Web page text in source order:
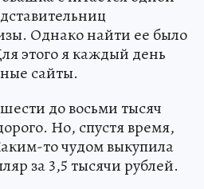
Однако найти ее было
этого я каждый день
сайты.
до восьми тысяч
Но, спустя время,
то чудом выкупила
за 3,5 тысячи рублей.